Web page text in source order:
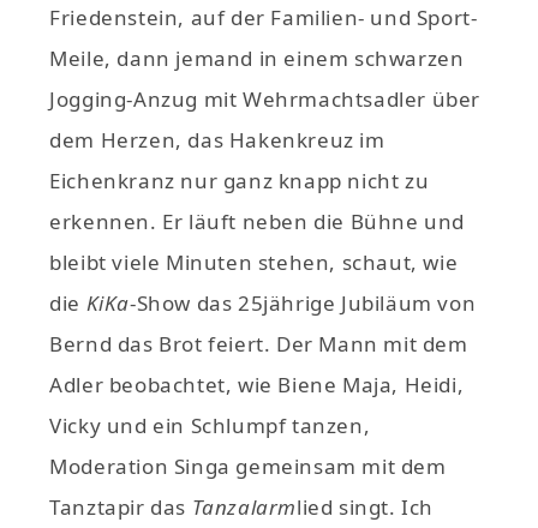
Friedenstein, auf der Familien- und Sport-
Meile, dann jemand in einem schwarzen
Jogging-Anzug mit Wehrmachtsadler über
dem Herzen, das Hakenkreuz im
Eichenkranz nur ganz knapp nicht zu
erkennen. Er läuft neben die Bühne und
bleibt viele Minuten stehen, schaut, wie
die KiKa-Show das 25jährige Jubiläum von
Bernd das Brot feiert. Der Mann mit dem
Adler beobachtet, wie Biene Maja, Heidi,
Vicky und ein Schlumpf tanzen,
Moderation Singa gemeinsam mit dem
Tanztapir das Tanzalarmlied singt. Ich